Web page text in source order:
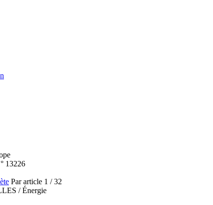
13226
Par article 1 / 32
/ Énergie